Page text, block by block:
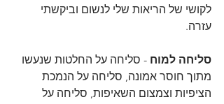
לקושי של הריאות שלי לנשום וביקשתי
עזרה.
סליחה למוח - סליחה על החלטות שנעשו
מתוך חוסר אמונה, סליחה על הנמכת
הציפיות וצמצום השאיפות, סליחה על